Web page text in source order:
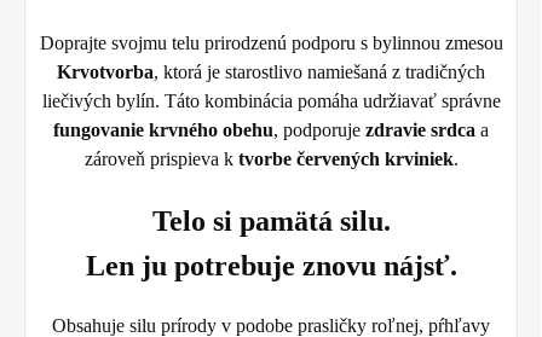
Doprajte svojmu telu prirodzenú podporu s bylinnou zmesou
Krvotvorba, ktorá je starostlivo namiešaná z tradičných
liečivých bylín. Táto kombinácia pomáha udržiavať správne
fungovanie krvného obehu, podporuje zdravie srdca a
zároveň prispieva k tvorbe červených krviniek.
Telo si pamätá silu.
Len ju potrebuje znovu nájsť.
Obsahuje silu prírody v podobe prasličky roľnej, pŕhľavy